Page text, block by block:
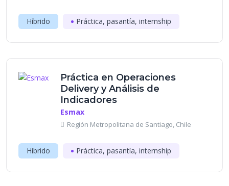
Híbrido Práctica, pasantía, internship
Práctica en Operaciones
Delivery y Análisis de
Indicadores
Esmax
Región Metropolitana de Santiago, Chile
Híbrido Práctica, pasantía, internship